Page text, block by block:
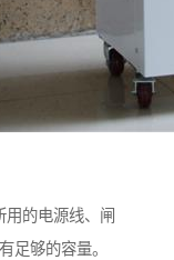
的电源线、闸
足够的容量。